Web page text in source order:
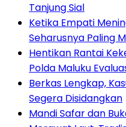
Tanjung Sial
Ketika Empati
Seharusnya Paling
Hentikan Rantai
Polda Maluku
Berkas Lengkap,
Segera Disidangkan
Mandi Safar dan